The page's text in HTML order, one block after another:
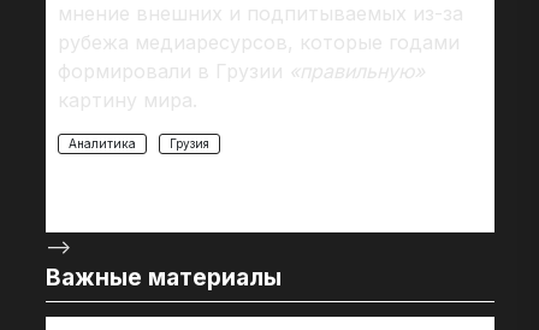
мнение внешних и подпитываемых из-за
рубежа медиаресурсов, которые годами
формировали в Грузии «правильную»
картину мира.
Аналитика Грузия
-->
Важные материалы